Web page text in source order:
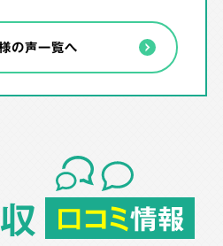
の声一覧へ
口コミ情報